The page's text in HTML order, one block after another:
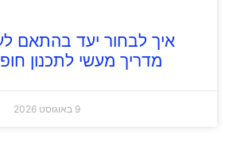
איך לבחור יעד בהתאם
מדריך מעשי לתכנון
9 באוגוסט 2026